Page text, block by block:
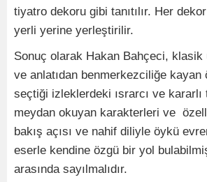
tiyatro dekoru gibi tanıtılır. Her
yerli yerine yerleştirilir.
Sonuç olarak Hakan Bahçeci, klasik
ve anlatıdan benmerkezciliğe kayan
seçtiği izleklerdeki ısrarcı ve
meydan okuyan karakterleri ve
bakış açısı ve nahif diliyle öykü
eserle kendine özgü bir yol
arasında sayılmalıdır.